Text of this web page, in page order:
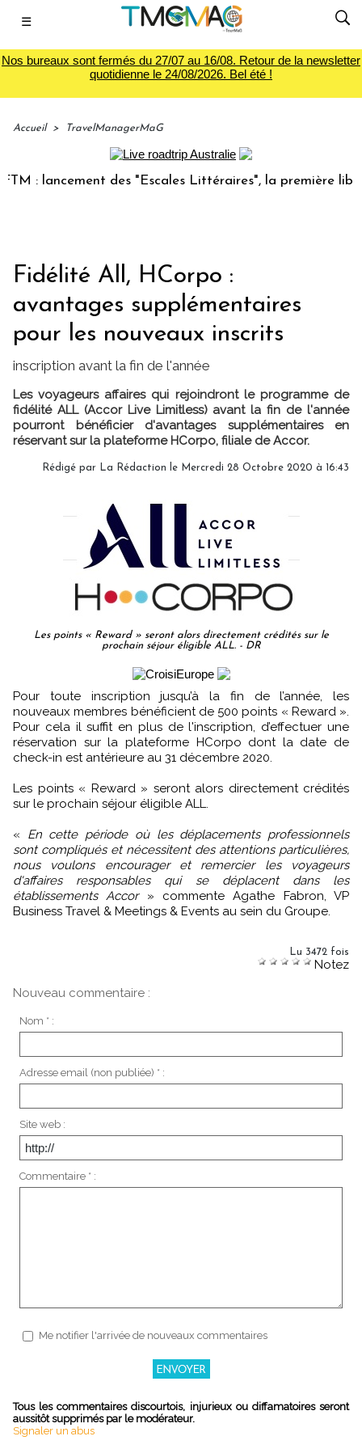
☰
Nos bureaux sont fermés du 27/07 au 16/08. Retour de la newsletter
quotidienne le 24/08/2026. Bel été !
Accueil > TravelManagerMaG
: lancement des "Escales Littéraires", la première
Fidélité All, HCorpo :
avantages supplémentaires
pour les nouveaux inscrits
inscription avant la fin de l'année
Les voyageurs affaires qui rejoindront le programme de
fidélité ALL (Accor Live Limitless) avant la fin de l'année
pourront bénéficier d'avantages supplémentaires en
réservant sur la plateforme HCorpo, filiale de Accor.
Rédigé par La Rédaction le Mercredi 28 Octobre 2020 à 16:43
Les points « Reward » seront alors directement crédités sur le
prochain séjour éligible ALL. - DR
Pour toute inscription jusqu’à la fin de l’année, les
nouveaux membres bénéficient de 500 points « Reward ».
Pour cela il suffit en plus de l'inscription, d’effectuer une
réservation sur la plateforme HCorpo dont la date de
check-in est antérieure au 31 décembre 2020.
Les points « Reward » seront alors directement crédités
sur le prochain séjour éligible ALL.
« En cette période où les déplacements professionnels
sont compliqués et nécessitent des attentions particulières,
nous voulons encourager et remercier les voyageurs
d'affaires responsables qui se déplacent dans les
établissements Accor» commente Agathe Fabron, VP
Business Travel & Meetings & Events au sein du Groupe.
Lu 3472 fois
Notez
Nouveau commentaire :
Nom * :
Adresse email (non publiée) * :
Site web :
Commentaire * :
Me notifier l'arrivée de nouveaux commentaires
Tous les commentaires discourtois, injurieux ou diffamatoires seront
aussitôt supprimés par le modérateur.
Signaler un abus